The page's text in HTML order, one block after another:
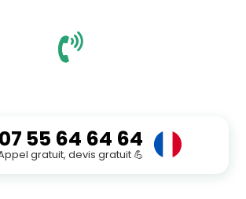
07 55 64 64 64
gratuit, devis gratuit 💪